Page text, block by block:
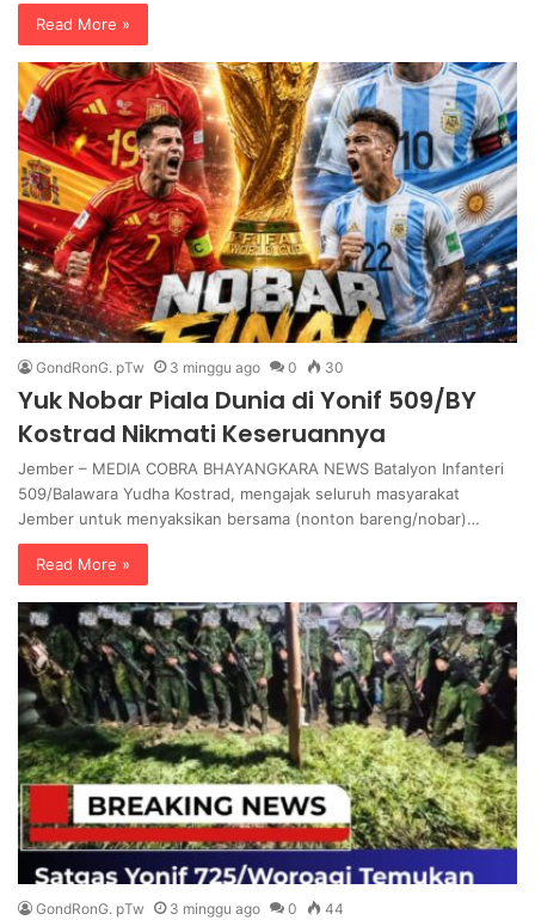
Read More »
GondRonG. pTw 3 minggu ago 0 30
Yuk Nobar Piala Dunia di Yonif 509/BY
Kostrad Nikmati Keseruannya
Jember – MEDIA COBRA BHAYANGKARA NEWS Batalyon Infanteri
509/Balawara Yudha Kostrad, mengajak seluruh masyarakat
Jember untuk menyaksikan bersama (nonton bareng/nobar)…
Read More »
GondRonG. pTw 3 minggu ago 0 44